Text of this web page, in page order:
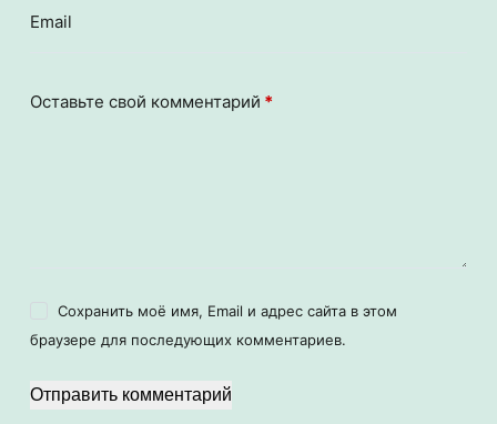
Email
Оставьте свой комментарий *
Сохранить моё имя, Email и адрес сайта в этом
браузере для последующих комментариев.
Отправить комментарий